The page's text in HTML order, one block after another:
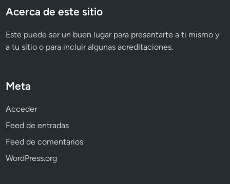
Acerca de este sitio
Este puede ser un buen lugar para presentarte a ti mismo y
a tu sitio o para incluir algunas acreditaciones.
Meta
Acceder
Feed de entradas
Feed de comentarios
WordPress.org